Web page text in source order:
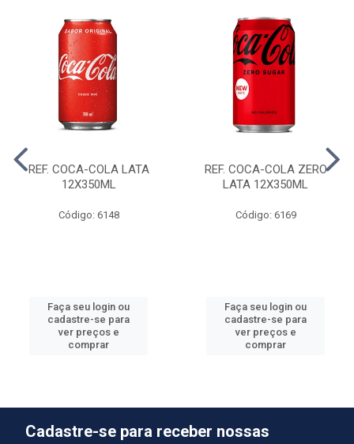
REF. COCA-COLA LATA
12X350ML
Código: 6148
Faça seu login ou
cadastre-se para
ver preços e
comprar
REF. COCA-COLA ZERO
LATA 12X350ML
Código: 6169
Faça seu login ou
cadastre-se para
ver preços e
comprar
Cadastre-se para receber nossas